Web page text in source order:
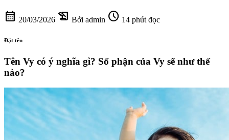
calendar_month 20/03/2026 history_edu Bởi admin schedule 14 phút đọc
Đặt tên
Tên Vy có ý nghĩa gì? Số phận của Vy sẽ như thế
nào?